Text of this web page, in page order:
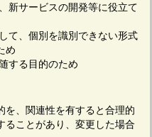
新サービスの開発等に役立て
て、個別を識別できない形式
め
する目的のため
を、関連性を有すると合理的
ることがあり、変更した場合